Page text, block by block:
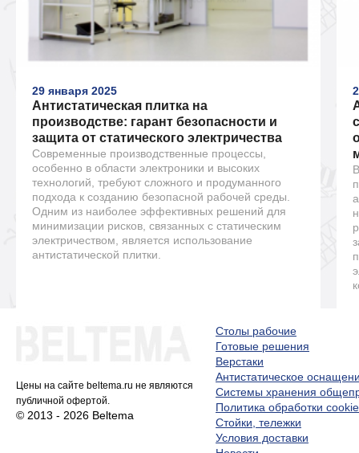
29 января 2025
Антистатическая плитка на
производстве: гарант безопасности и
защита от статического электричества
Современные производственные процессы,
особенно в области электроники и высоких
технологий, требуют сложного и продуманного
подхода к созданию безопасной рабочей среды.
Одним из наиболее эффективных решений для
минимизации рисков, связанных с статическим
электричеством, является использование
антистатической плитки.
Цены на сайте beltema.ru не являются
публичной офертой.
© 2013 - 2026 Beltema
Столы рабочие
Готовые решения
Верстаки
Антистатическое
Системы хранения
Политика обработки cookie
Стойки, тележки
Условия доставки